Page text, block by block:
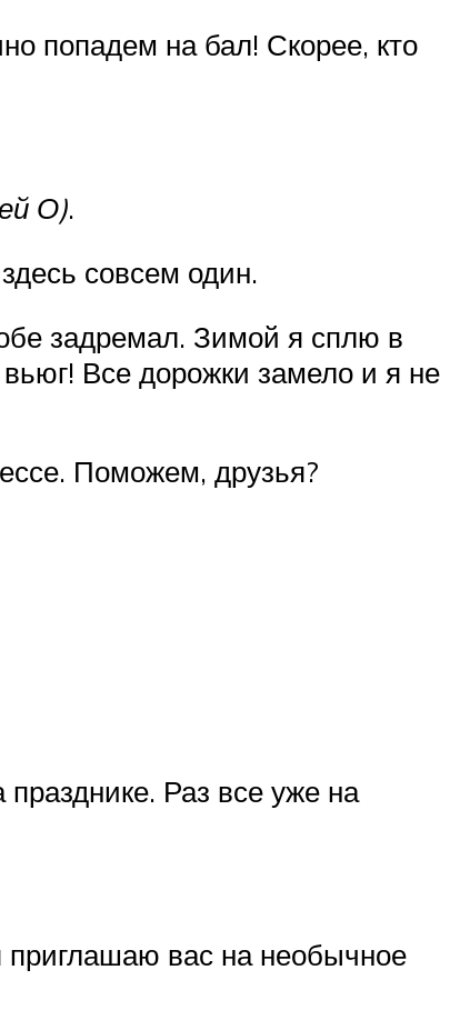
попадем на бал! Скорее, кто
О).
совсем один.
задремал. Зимой я сплю в
Все дорожки замело и я не
Поможем, друзья?
Раз все уже на
приглашаю вас на необычное